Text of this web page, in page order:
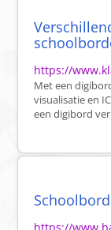
https://
Met een
visualisatie en
een digibord
Schoolbord